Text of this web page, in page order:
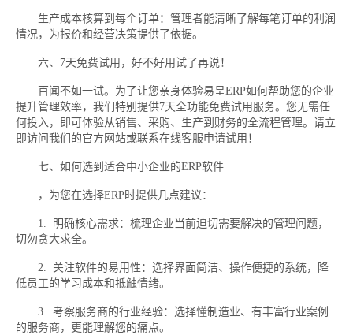
生产成本核算到每个订单：管理者能清晰了解每笔订单的利润
情况，为报价和经营决策提供了依据。
六、7天免费试用，好不好用试了再说！
百闻不如一试。为了让您亲身体验易呈ERP如何帮助您的企业
提升管理效率，我们特别提供7天全功能免费试用服务。您无需任
何投入，即可体验从销售、采购、生产到财务的全流程管理。请立
即访问我们的官方网站或联系在线客服申请试用！
七、如何选到适合中小企业的ERP软件
，为您在选择ERP时提供几点建议：
1. 明确核心需求：梳理企业当前迫切需要解决的管理问题，
切勿贪大求全。
2. 关注软件的易用性：选择界面简洁、操作便捷的系统，降
低员工的学习成本和抵触情绪。
3. 考察服务商的行业经验：选择懂制造业、有丰富行业案例
的服务商，更能理解您的痛点。